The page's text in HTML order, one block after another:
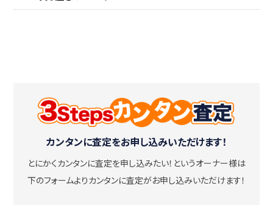
カンタンに査定をお申し込みいただけます！
とにかくカンタンに査定を申し込みたい！ というオーナー様は
下のフォームよりカンタンに査定がお申し込みいただけます！